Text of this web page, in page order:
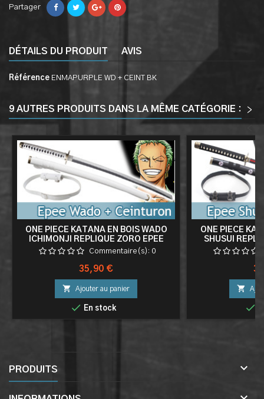
Partager
DÉTAILS DU PRODUIT AVIS
Référence ENMAPURPLE WD + CEINT BK
9 AUTRES PRODUITS DANS LA MÊME CATÉGORIE :
>
ONE PIECE KATANA EN BOIS WADO
ICHIMONJI REPLIQUE ZORO EPEE
SABRE + CEINTURON BLANC PORTE
Commentaire(s): 0
Prix
35,90 €
 Ajouter au panier
 En stock
ONE PIECE
SHUSUI
CEINTURON


PRODUITS 